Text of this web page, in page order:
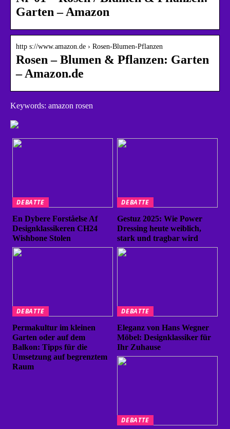
Garten – Amazon
http s://www.amazon.de › Rosen-Blumen-Pflanzen
Rosen – Blumen & Pflanzen: Garten
– Amazon.de
Keywords: amazon rosen
DEBATTE
En Dybere Forståelse Af
Designklassikeren CH24
Wishbone Stolen
DEBATTE
Gestuz 2025: Wie Power
Dressing heute weiblich,
stark und tragbar wird
DEBATTE
Permakultur im kleinen
Garten oder auf dem
Balkon: Tipps für die
Umsetzung auf begrenztem
Raum
DEBATTE
Eleganz von Hans Wegner
Möbel: Designklassiker für
Ihr Zuhause
DEBATTE